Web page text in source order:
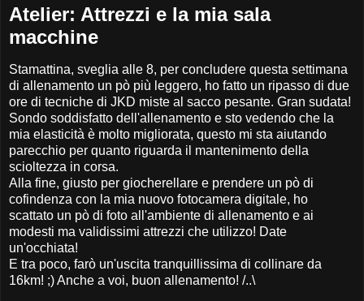
Atelier: Attrezzi e la mia sala
macchine
Stamattina, sveglia alle 8, per concludere questa settimana
di allenamento un pò più leggero, ho fatto un ripasso di due
ore di tecniche di JKD miste al sacco pesante. Gran sudata!
Sondo soddisfatto dell'allenamento e sto vedendo che la
mia elasticità è molto migliorata, questo mi sta aiutando
parecchio per quanto riguarda il mantenimento della
scioltezza in corsa.
Alla fine, giusto per giocherellare e prendere un pò di
cofindenza con la mia nuovo fotocamera digitale, ho
scattato un pò di foto all'ambiente di allenamento e ai
modesti ma validissimi attrezzi che utilizzo! Date
un'occhiata!
E tra poco, farò un'uscita tranquillissima di collinare da
16km! ;) Anche a voi, buon allenamento! /..\